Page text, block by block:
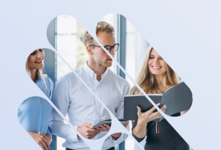
eKatalog
– platforma zarządzania danymi produktowymi (PIM/MDM)
eArchive
– cyfrowe archiwum
eBOK
- elektroniczne biuro obsługi klienta
eTeczka
- system przechowywania dokumentów pracowniczych
Tomasz Bekasiewicz
IT Manager